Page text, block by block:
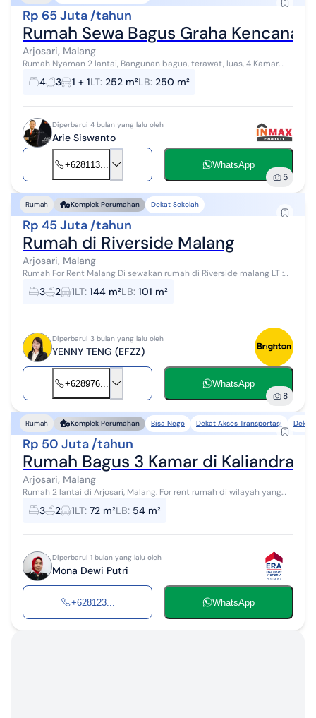
Rp 65 Juta /tahun
Rumah Sewa Bagus Graha Kencana
Arjosari, Malang
Rumah Nyaman 2 lantai, Bangunan bagua, terawat, luas, 4 Kamar
tidur, 3 Kamar mandi, Kamar tidur dan Kamar mandi pembantu, ada
garasi dan carport, H...
4 3 1 + 1LT: 252 m²LB: 250 m²
Diperbarui 4 bulan yang lalu oleh
Arie Siswanto
+628113... WhatsApp
5
Rumah Komplek Perumahan Dekat Sekolah
Rp 45 Juta /tahun
Rumah di Riverside Malang
Arjosari, Malang
Rumah For Rent Malang Di sewakan rumah di Riverside malang LT :
144m LB : 101m KT : 2 KM : 1 - ada kamar mandi 1 & kamar tidur Art di
atas ...
3 2 1LT: 144 m²LB: 101 m²
Diperbarui 3 bulan yang lalu oleh
YENNY TENG (EFZZ)
+628976... WhatsApp
8
Rumah Komplek Perumahan Bisa Nego Dekat Akses Transportasi Dekat
Rp 50 Juta /tahun
Rumah Bagus 3 Kamar di Kaliandra
Arjosari, Malang
Rumah 2 lantai di Arjosari, Malang. For rent rumah di wilayah yang
asri dengan pemandangan pegunungan. Properti 2 lantai bergaya
modern glass hous...
3 2 1LT: 72 m²LB: 54 m²
Diperbarui 1 bulan yang lalu oleh
Mona Dewi Putri
+628123... WhatsApp